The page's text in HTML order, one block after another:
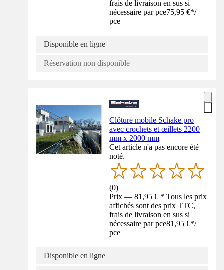
frais de livraison en sus si
nécessaire par pce75,95 €*/
pce
Disponible en ligne
Réservation non disponible
Clôture mobile Schake pro
avec crochets et œillets 2200
mm x 2000 mm
Cet article n'a pas encore été
noté.
(0)
Prix — 81,95 € * Tous les prix
affichés sont des prix TTC,
frais de livraison en sus si
nécessaire par pce81,95 €*/
pce
Disponible en ligne